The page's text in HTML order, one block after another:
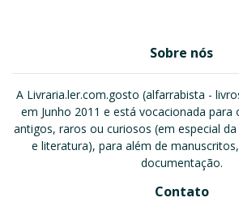
Sobre nós
A Livraria.ler.com.gosto (alfarrabista -
em Junho 2011 e está vocacionada para
antigos, raros ou curiosos (em especial
e literatura), para além de
documentação.
Contato